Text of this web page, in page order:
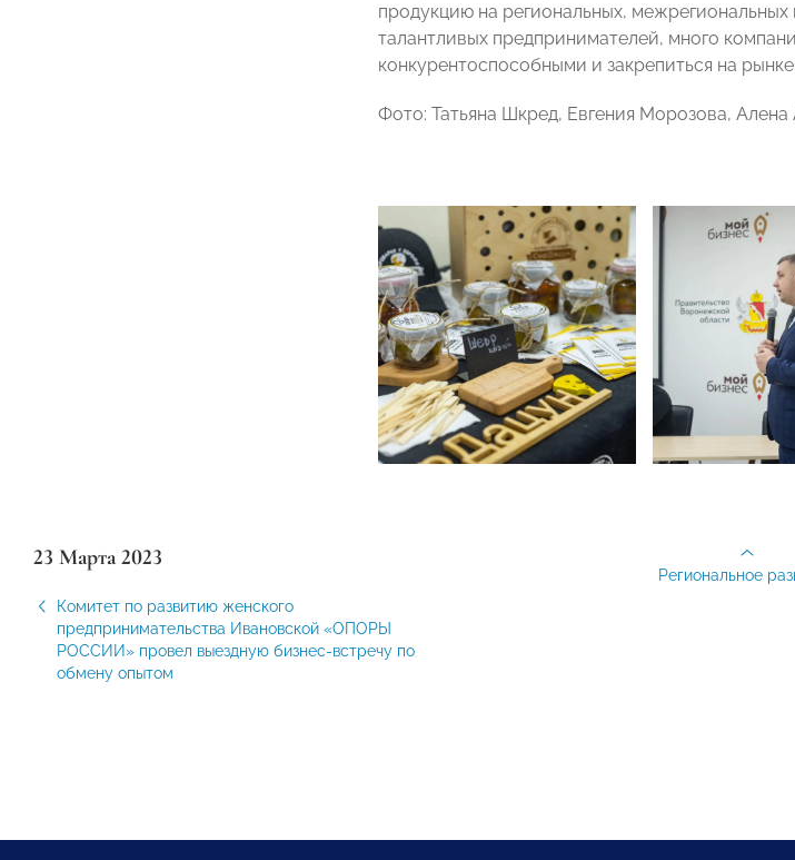
продукцию на региональных,
талантливых предпринимателей, много
конкурентоспособными и закрепиться на
Фото: Татьяна Шкред, Евгения Морозова,
23 Марта 2023
Комитет по развитию женского
предпринимательства Ивановской «ОПОРЫ
РОССИИ» провел выездную бизнес-встречу по
обмену опытом
Региональное